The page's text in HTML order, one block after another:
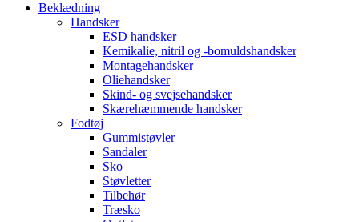
Beklædning
Handsker
ESD handsker
Kemikalie, nitril og -bomuldshandsker
Montagehandsker
Oliehandsker
Skind- og svejsehandsker
Skærehæmmende handsker
Fodtøj
Gummistøvler
Sandaler
Sko
Støvletter
Tilbehør
Træsko